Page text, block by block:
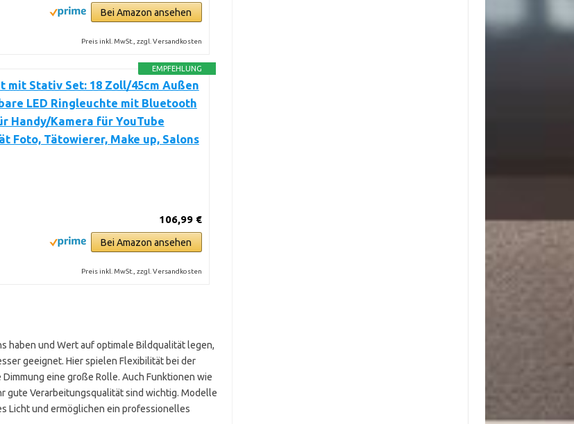
Bei Amazon ansehen
Preis inkl. MwSt., zzgl. Versandkosten
EMPFEHLUNG
mit Stativ Set: 18 Zoll/45cm Außen
LED Ringleuchte mit Bluetooth
Handy/Kamera für YouTube
Foto, Tätowierer, Make up, Salons
106,99 €
Bei Amazon ansehen
Preis inkl. MwSt., zzgl. Versandkosten
haben und Wert auf optimale Bildqualität legen,
geeignet. Hier spielen Flexibilität bei der
eine große Rolle. Auch Funktionen wie
gute Verarbeitungsqualität sind wichtig. Modelle
Licht und ermöglichen ein professionelles